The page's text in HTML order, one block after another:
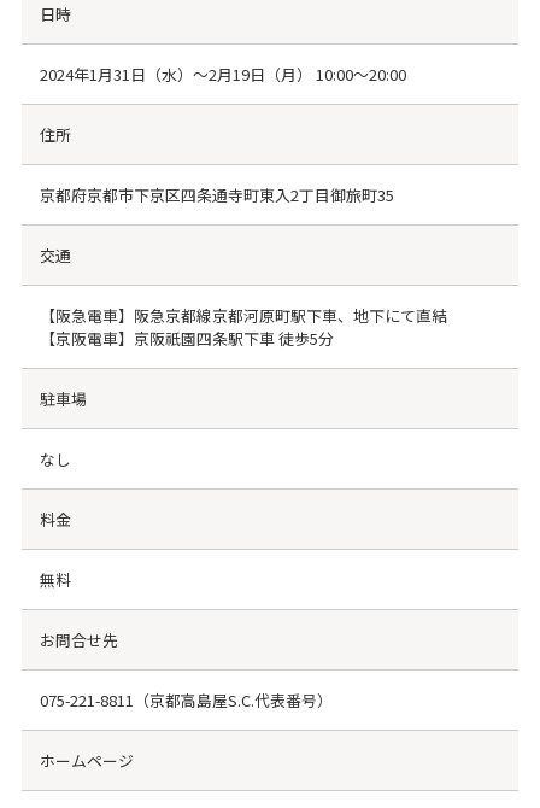
日時
2024年1月31日（水）～2月19日（月） 10:00～20:00
住所
京都府京都市下京区四条通寺町東入2丁目御旅町35
交通
【阪急電車】阪急京都線京都河原町駅下車、地下にて直結
【京阪電車】京阪祇園四条駅下車 徒歩5分
駐車場
なし
料金
無料
お問合せ先
075-221-8811 （京都高島屋S.C.代表番号）
ホームページ